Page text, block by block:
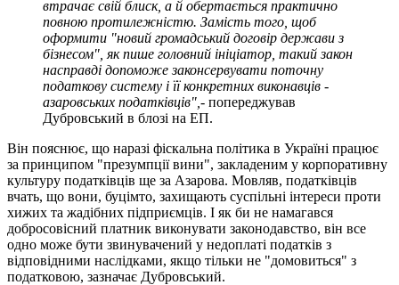
втрачає свій блиск, а й обертається практично
повною протилежністю. Замість того, щоб
оформити "новий громадський договір держави з
бізнесом", як пише головний ініціатор, такий закон
насправді допоможе законсервувати поточну
податкову систему і її конкретних виконавців -
азаровських податківців", - попереджував
Дубровський в блозі на ЕП.
Він пояснює, що наразі фіскальна політика в Україні працює
за принципом "презумпції вини", закладеним у корпоративну
культуру податківців ще за Азарова. Мовляв, податківців
вчать, що вони, буцімто, захищають суспільні інтереси проти
хижих та жадібних підприємців. І як би не намагався
добросовісний платник виконувати законодавство, він все
одно може бути звинувачений у недоплаті податків з
відповідними наслідками, якщо тільки не "домовиться" з
податковою, зазначає Дубровський.